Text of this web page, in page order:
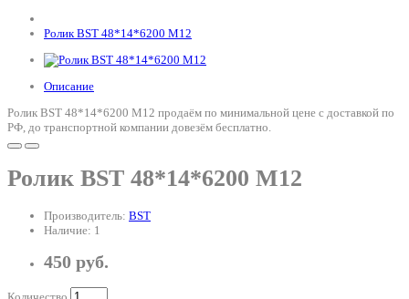
Ролик BST 48*14*6200 M12
Описание
Ролик BST 48*14*6200 M12 продаём по минимальной цене с доставкой по
РФ, до транспортной компании довезём бесплатно.
Ролик BST 48*14*6200 M12
Производитель: BST
Наличие: 1
450 руб.